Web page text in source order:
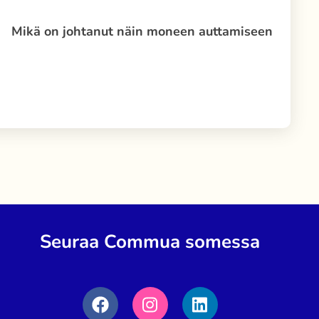
Mikä on johtanut näin moneen auttamiseen
Seuraa Commua somessa